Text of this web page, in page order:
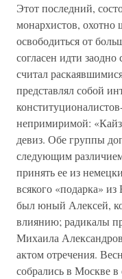
Этот последний,
монархистов,
освободиться от
согласен идти
считал
представлял собой
непримиримой:
девиз. Обе группы
следующим
принять ее из
всякого «подарка»
был юный Алексей,
влиянию; радикалы
Михаила
актом отречения.
собрались в Москве